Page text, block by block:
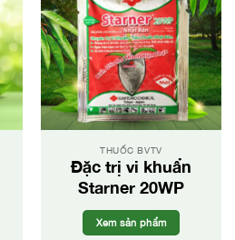
THUỐC BVTV
Đặc trị vi khuẩn
Starner 20WP
Xem sản phẩm